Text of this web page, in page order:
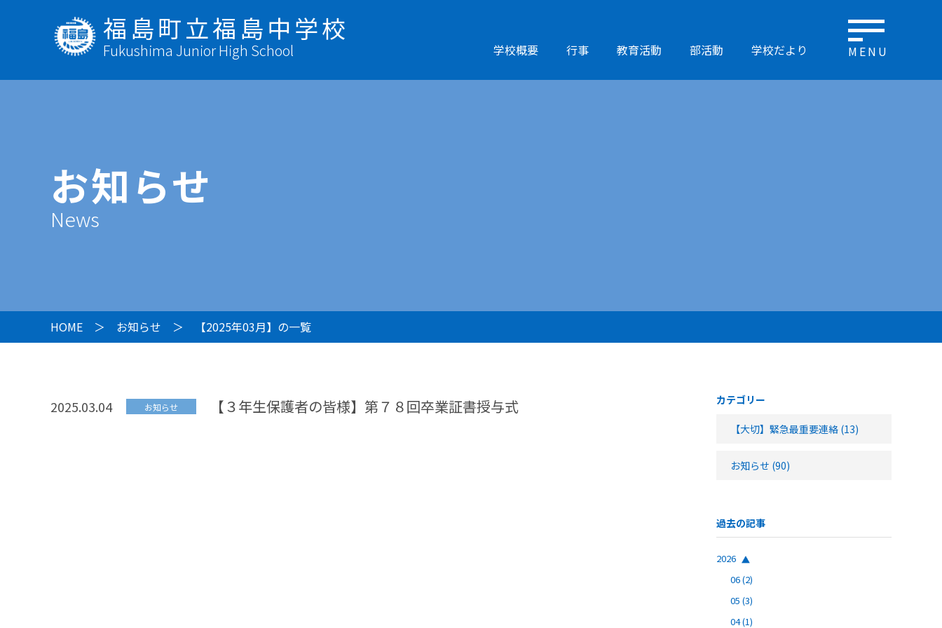
福島町立福島中学校
Fukushima Junior High School 学校概要 行事 教育活動 部活動 学校だより MENU
お知らせ
News
HOME ＞ お知らせ ＞ 【2025年03月】の一覧
2025.03.04 お知らせ 【３年生保護者の皆様】第７８回卒業証書授与式 カテゴリー
【大切】緊急最重要連絡 (13)
お知らせ (90)
過去の記事
2026
06(2)
05 (3)
04(1)